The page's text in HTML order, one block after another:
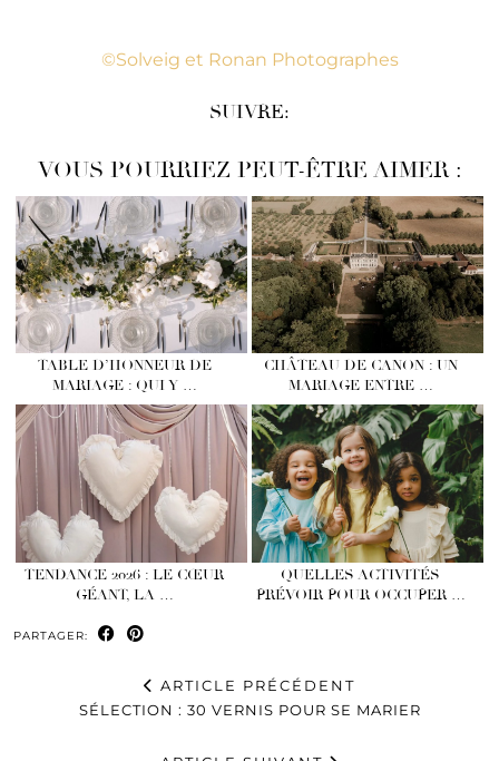
©Solveig et Ronan Photographes
SUIVRE:
VOUS POURRIEZ PEUT-ÊTRE AIMER :
TABLE D’HONNEUR DE
MARIAGE : QUI Y …
CHÂTEAU DE CANON : UN
MARIAGE ENTRE …
TENDANCE 2026 : LE CŒUR
GÉANT, LA …
QUELLES ACTIVITÉS
PRÉVOIR POUR OCCUPER …
PARTAGER:
ARTICLE PRÉCÉDENT
SÉLECTION : 30 VERNIS POUR SE MARIER